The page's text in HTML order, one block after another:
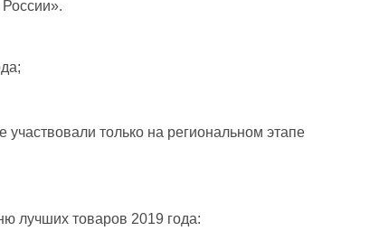
только на региональном этапе
лучших товаров 2019 года: